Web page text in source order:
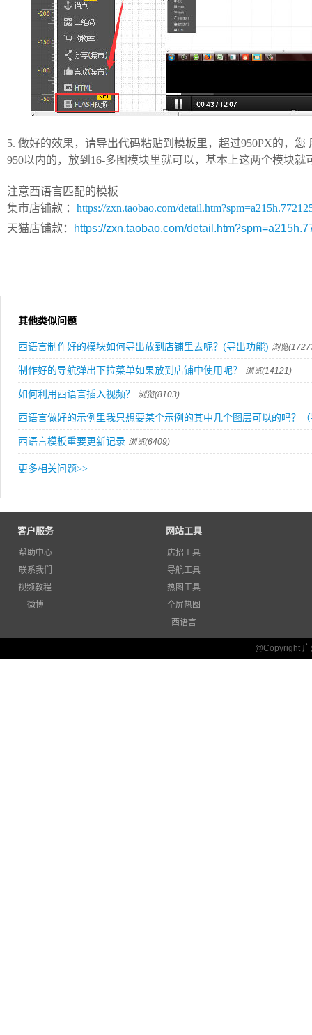
5. 做好的效果，请导出代码粘贴到模板里，超过950PX的，您
950以内的，放到16-多图模块里就可以，基本上这两个模块就
注意西语言匹配的模板
集市店铺款 ： https://zxn.taobao.com/
天猫店铺款：
https://zxn.taobao.com/
其他类似问题
西语言制作好的模块如何导出放到店铺里去呢？(导出功能) 浏览
制作好的导航弹出下拉菜单如果放到店铺中使用呢？ 浏览(14121)
如何利用西语言插入视频？ 浏览(8103)
西语言做好的示例里我只想要某个示例的其中几个图层可以的吗？
西语言模板重要更新记录 浏览(6409)
更多相关问题>>
客户服务 网站工具
帮助中心
联系我们
店招工具
导航工具
热图工具
全屏热图
西语言
微博
@Copyright
视频教程